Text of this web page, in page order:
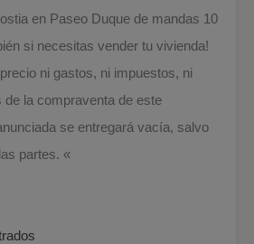
en Paseo Duque de mandas 10
si necesitas vender tu vivienda!
ni gastos, ni impuestos, ni
de la compraventa de este
se entregará vacía, salvo
partes. «